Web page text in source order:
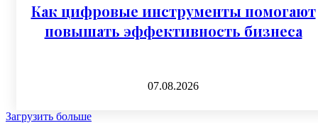
Как цифровые инструменты помогают
повышать эффективность бизнеса
07.08.2026
Загрузить больше